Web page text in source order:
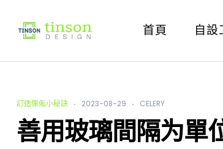
首頁 自設
訂造傢俬小秘訣 2023-08-29 CELERY
善用玻璃間隔为單